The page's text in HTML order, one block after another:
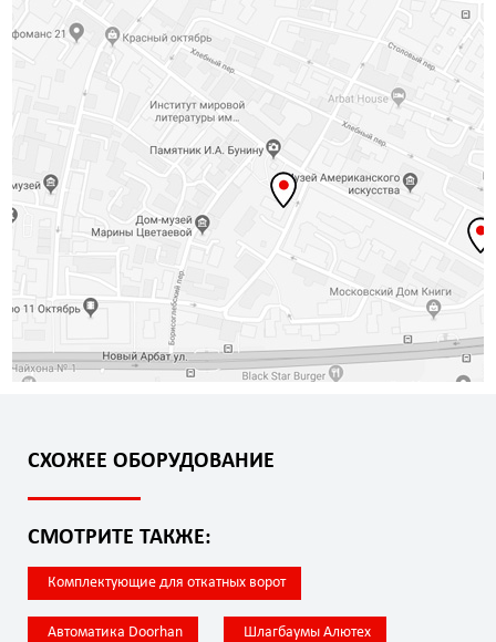
СХОЖЕЕ ОБОРУДОВАНИЕ
СМОТРИТЕ ТАКЖЕ:
Комплектующие для откатных ворот
Автоматика Doorhan Шлагбаумы Алютех